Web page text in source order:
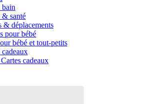
& santé
& déplacements
pour bébé
bébé et tout-petits
cadeaux